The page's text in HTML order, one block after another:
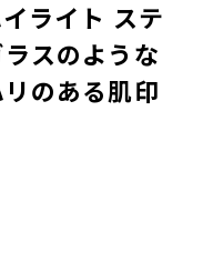
ライト ステ
スのような
のある肌印